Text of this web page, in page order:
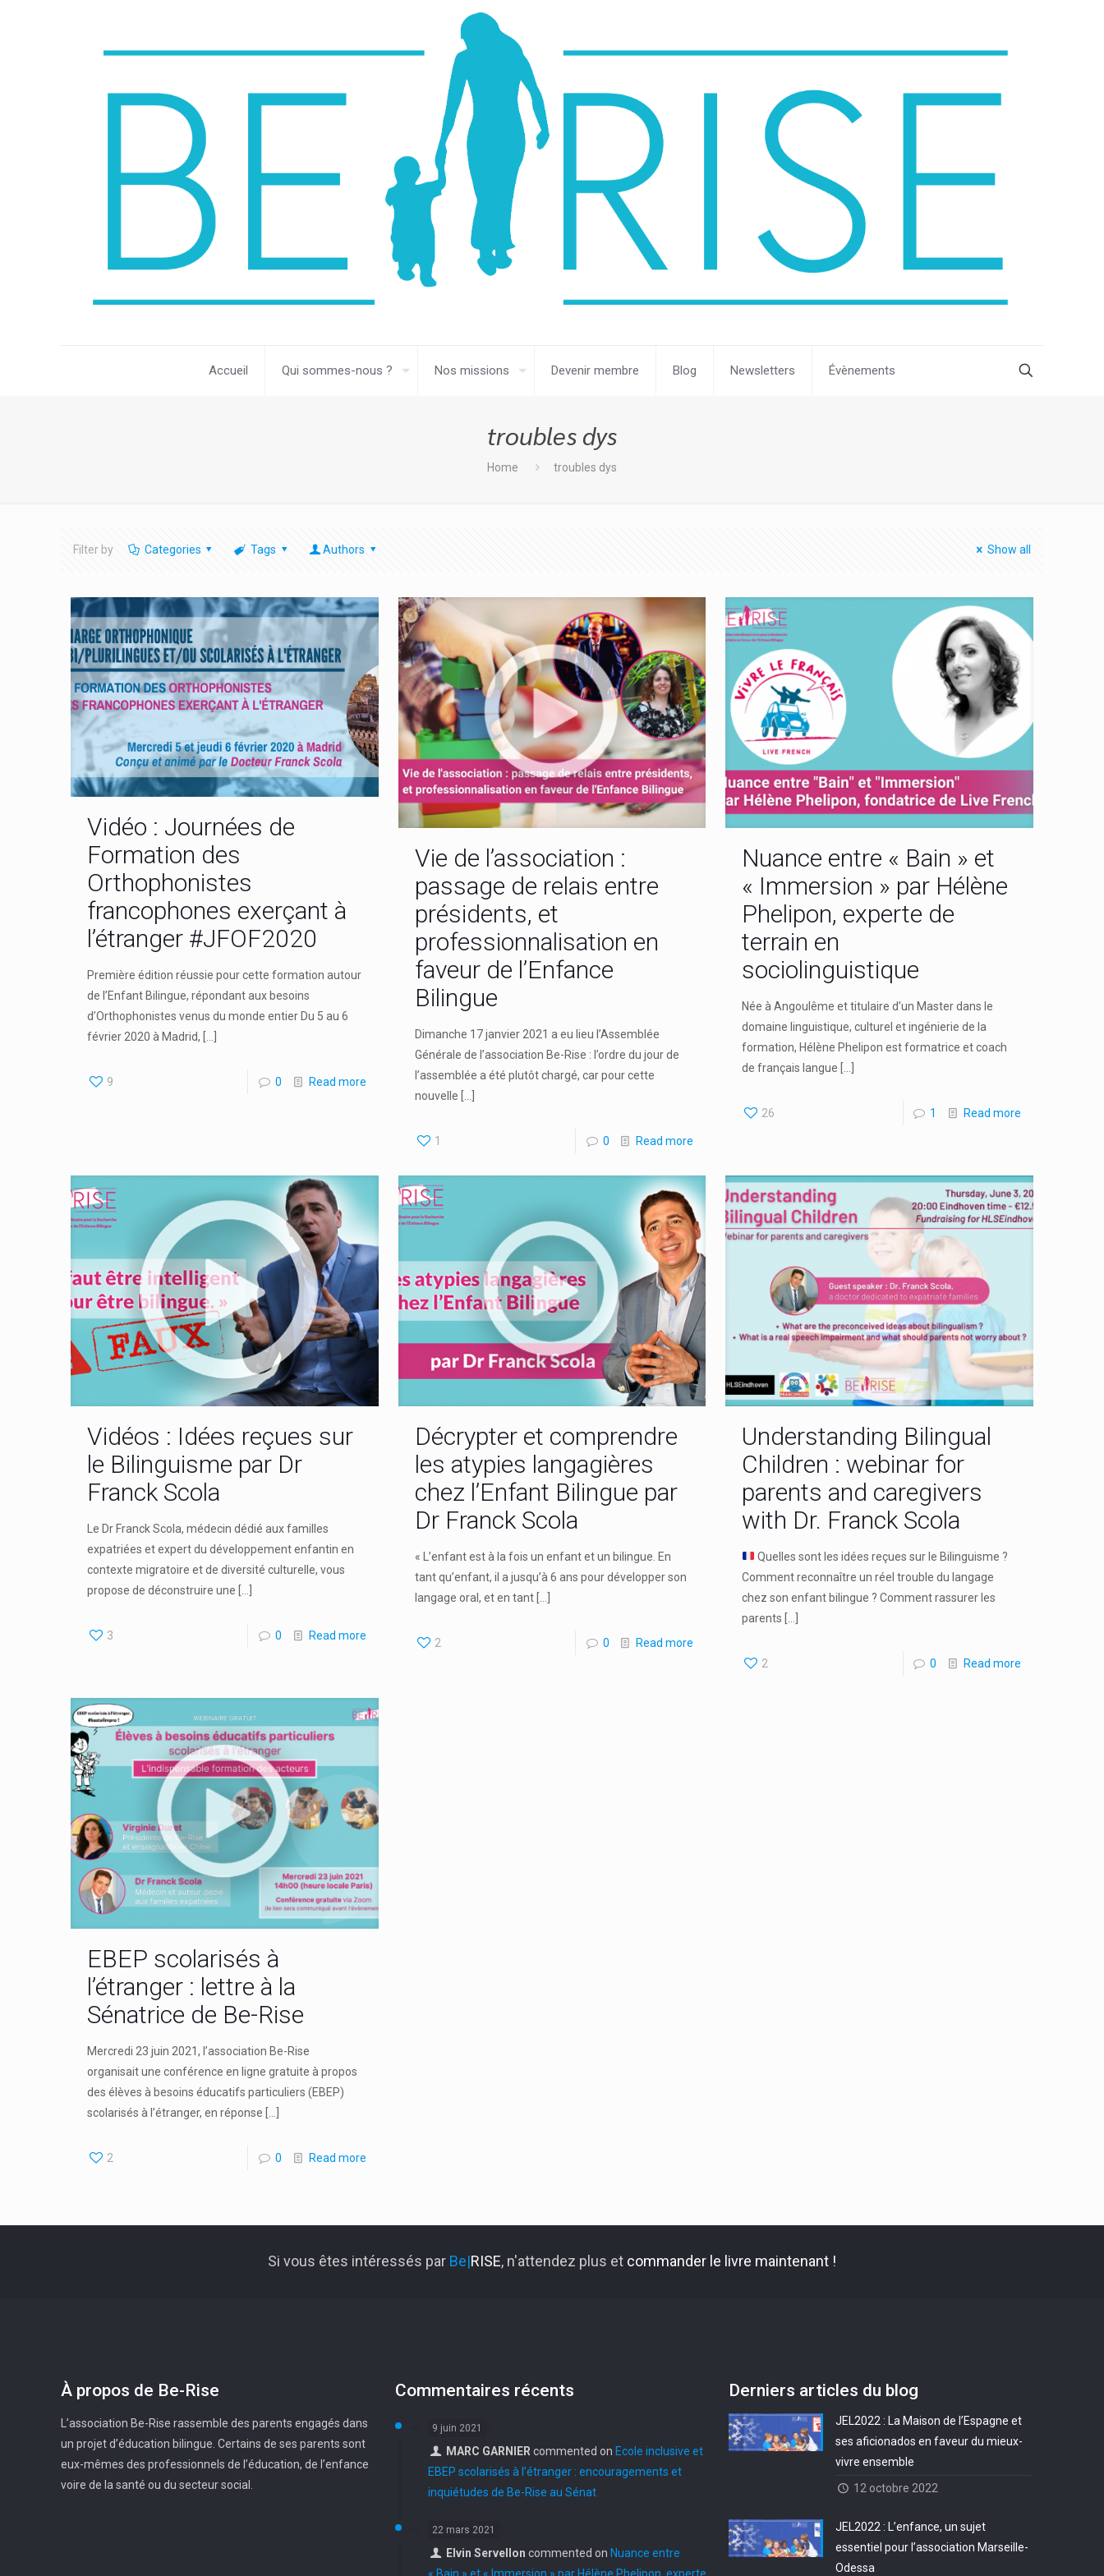
Accueil Qui sommes-nous ? Nos missions Devenir membre Blog Newsletters Évènements
troubles dys
Home troubles dys
Filter by Categories Tags Authors Show all
Vidéo : Journées de
Formation des
Orthophonistes
francophones exerçant à
l’étranger #JFOF2020
Première édition réussie pour cette formation autour
de l’Enfant Bilingue, répondant aux besoins
d’Orthophonistes venus du monde entier Du 5 au 6
février 2020 à Madrid, […]
9 0 Read more
Vie de l’association :
passage de relais entre
présidents, et
professionnalisation en
faveur de l’Enfance
Bilingue
Dimanche 17 janvier 2021 a eu lieu l’Assemblée
Générale de l’association Be-Rise : l’ordre du jour de
l’assemblée a été plutôt chargé, car pour cette
nouvelle
1 0 Read more
Nuance entre « Bain » et
« Immersion » par Hélène
Phelipon, experte de
terrain en
sociolinguistique
Née à Angoulême et titulaire d’un Master dans le
domaine linguistique, culturel et ingénierie de la
formation, Hélène Phelipon est formatrice et coach
de français langue
26 1 Read more
Vidéos : Idées reçues sur
le Bilinguisme par Dr
Franck Scola
Le Dr Franck Scola, médecin dédié aux familles
expatriées et expert du développement enfantin en
contexte migratoire et de diversité culturelle, vous
propose de déconstruire une
3 0 Read more
Décrypter et comprendre
les atypies langagières
chez l’Enfant Bilingue par
Dr Franck Scola
« L’enfant est à la fois un enfant et un bilingue. En
tant qu’enfant, il a jusqu’à 6 ans pour développer son
langage oral, et en tant[…]
2 0 Read more
Understanding Bilingual
Children : webinar for
parents and caregivers
with Dr. Franck Scola
Quelles sont les idées reçues sur le Bilinguisme ?
Comment reconnaître un réel trouble du langage
chez son enfant bilingue ? Comment rassurer les
parents
2 0 Read more
EBEP scolarisés à
l’étranger : lettre à la
Sénatrice de Be-Rise
Mercredi 23 juin 2021, l’association Be-Rise
organisait une conférence en ligne gratuite à propos
des élèves à besoins éducatifs particuliers (EBEP)
scolarisés à l’étranger, en réponse
2 0 Read more
Si vous êtes intéressés par Be|RISE, n'attendez plus et commander le livre maintenant !
À propos de Be-Rise
L’association Be-Rise rassemble des parents engagés dans
un projet d’éducation bilingue. Certains de ses parents sont
eux-mêmes des professionnels de l’éducation, de l’enfance
voire de la santé ou du secteur social.
Commentaires récents
9 juin 2021
MARC GARNIER commented on Ecole inclusive et
EBEP scolarisés à l’étranger : encouragements et
inquiétudes de Be-Rise au Sénat
22 mars 2021
Elvin Servellon commented on Nuance entre
Derniers articles du blog
JEL2022 : La Maison de l’Espagne et
ses aficionados en faveur du mieux-
vivre ensemble
12 octobre 2022
JEL2022 : L’enfance, un sujet
essentiel pour l’association Marseille-
Odessa